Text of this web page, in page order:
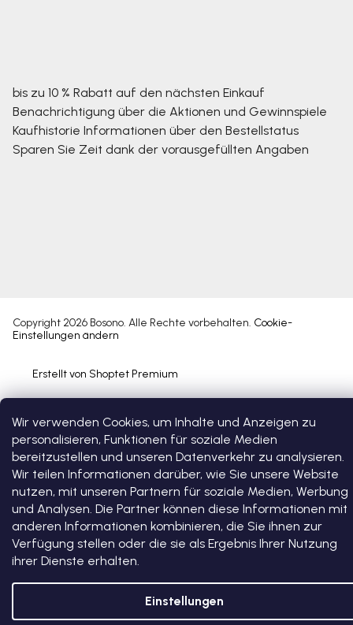
Wir verwenden Cookies, um Inhalte und Anzeigen zu
personalisieren, Funktionen für soziale Medien
bereitzustellen und unseren Datenverkehr zu analysieren.
Wir teilen Informationen darüber, wie Sie unsere Website
nutzen, mit unseren Partnern für soziale Medien, Werbung
und Analysen. Die Partner können diese Informationen mit
anderen Informationen kombinieren, die Sie ihnen zur
Verfügung stellen oder die sie als Ergebnis Ihrer Nutzung
ihrer Dienste erhalten.
Einstellungen
bis zu 10 % Rabatt auf den nächsten Einkauf
Benachrichtigung über die Aktionen und Gewinnspiele
Kaufhistorie Informationen über den Bestellstatus
Sparen Sie Zeit dank der vorausgefüllten Angaben
Erstellt von Shoptet Premium
Copyright 2026 Bosono. Alle Rechte vorbehalten. Cookie-
Einstellungen ändern